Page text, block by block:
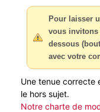
Pour laisser
vous invitons
dessous
avec votre
Une tenue correcte
le hors sujet.
Notre charte de